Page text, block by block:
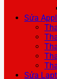
Sửa
Sửa